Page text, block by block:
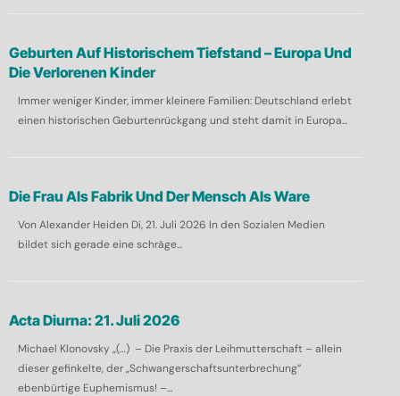
Geburten Auf Historischem Tiefstand – Europa Und
Die Verlorenen Kinder
Immer weniger Kinder, immer kleinere Familien: Deutschland erlebt
einen historischen Geburtenrückgang und steht damit in Europa...
Die Frau Als Fabrik Und Der Mensch Als Ware
Von Alexander Heiden Di, 21. Juli 2026 In den Sozialen Medien
bildet sich gerade eine schräge...
Acta Diurna: 21. Juli 2026
Michael Klonovsky „(…) – Die Praxis der Leihmutterschaft – allein
dieser gefinkelte, der „Schwangerschaftsunterbrechung”
ebenbürtige Euphemismus! –...